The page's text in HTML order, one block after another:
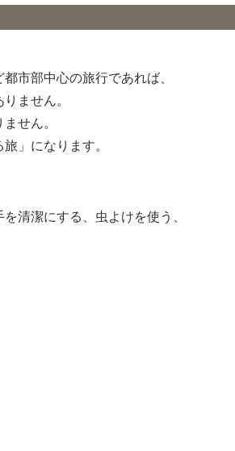
市部中心の旅行であれば、
ません。
せん。
」になります。
清潔にする、虫よけを使う、